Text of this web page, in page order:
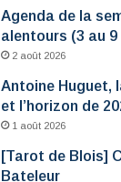
Agenda de la
alentours (3 au
2 août 2026
Antoine Huguet,
et l’horizon de
1 août 2026
[Tarot de Blois]
Bateleur